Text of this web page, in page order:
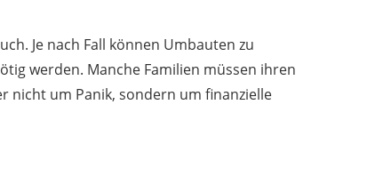
Je nach Fall können Umbauten zu
werden. Manche Familien müssen ihren
nicht um Panik, sondern um finanzielle